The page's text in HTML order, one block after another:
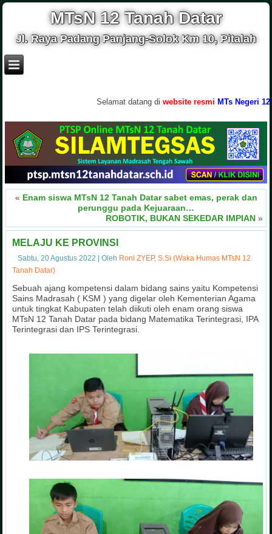
MTsN 12 Tanah Datar
Jl. Raya Padang Panjang-Solok Km 10, Pitalah
Selamat datang diwebsite resmi MTs Negeri 12
« Enam siswa MTsN 12 Tanah Datar sabet emas, perak dan
perunggu pada Kejuaraan…
ROBOTIK, BUKAN SEKEDAR IMPIAN»
MELAJU KE PROVINSI
Sabtu, 20 Agustus 2022 |Oleh Roni ZYEP, S.Si (Waka Humas MTsN 12
Tanah Datar)
Sebuah ajang kompetensi dalam bidang sains yaitu Kompetensi
Sains Madrasah ( KSM ) yang digelar oleh Kementerian Agama
untuk tingkat Kabupaten telah diikuti oleh enam orang siswa
MTsN 12 Tanah Datar pada bidang Matematika Terintegrasi, IPA
Terintegrasi dan IPS Terintegrasi.